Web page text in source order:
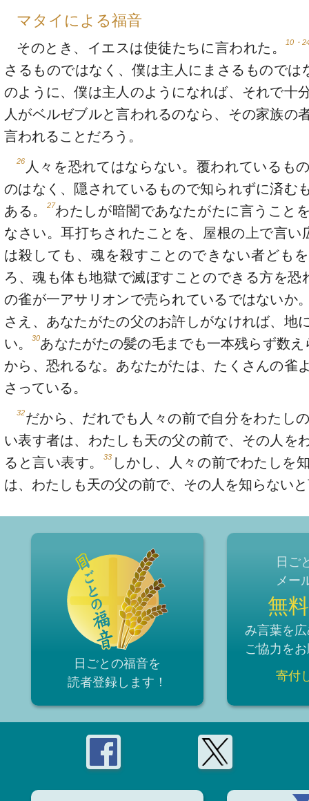
マタイによる福音
そのとき、イエスは使徒たちに言われた。10・
さるものではなく、僕は主人にまさるものでは
のように、僕は主人のようになれば、それで十
人がベルゼブルと言われるのなら、その家族の
言われることだろう。
26 人々を恐れてはならない。覆われているも
のはなく、隠されているもので知られずに済む
ある。
27わたしが暗闇であなたがたに言うこと
なさい。耳打ちされたことを、屋根の上で言い
は殺しても、魂を殺すことのできない者ども
ろ、魂も体も地獄で滅ぼすことのできる方を恐
の雀が一アサリオンで売られているではないか
さえ、あなたがたの父のお許しがなければ、地
い。30あなたがたの髪の毛までも一本残らず数え
から、恐れるな。あなたがたは、たくさんの雀
さっている。
32だから、だれでも人々の前で自分をわたし
い表す者は、わたしも天の父の前で、その人を
ると言い表す。
33 しかし、人々の前でわたしを
は、わたしも天の父の前で、その人を知らない
日ごとの福音を
読者登録 します！
日ご
メー
無料
み言葉を
ご協力を
寄付